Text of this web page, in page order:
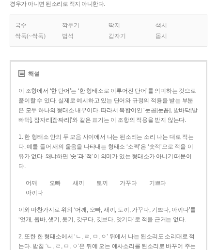
경우가 아니면 된소리로 적지 아니한다.
국수 깍두기 딱지
색시
싹둑(~싹둑)
법석 갑자기 몹시
해설
이 조항에서 ‘한 단어’는 ‘한 형태소로 이루어진 단어’를 의미하는 것으로
풀이할 수 있다. 실제로 예시하고 있는 단어와 규정의 적용을 받는 부분
은 모두 하나의 형태소 내부이다. 따라서 복합어인 ‘눈곱[눈꼽], 발바닥[발
빠닥], 잠자리[잠짜리]’와 같은 표기는 이 조항의 적용을 받지 않는다.
1. 한 형태소 안의 두 모음 사이에서 나는 된소리는 소리 나는 대로 적는
다. 예를 들어 새의 울음을 나타내는 형태소 ‘소쩍’은 ‘솟적’으로 적을 이
유가 없다. 왜냐하면 ‘솟’과 ‘적’이 의미가 있는 형태소가 아니기 때문이
다.
어깨 오빠 새끼 토끼 가꾸다
기쁘다
아끼다
이와 마찬가지로 위의 ‘어깨, 오빠, 새끼, 토끼, 가꾸다, 기쁘다, 아끼다’를
‘엇개, 옵바, 샛기, 톳기, 갓구다, 깃브다, 앗기다’로 적을 근거는 없다.
2. 또한 한 형태소에서 ‘ㄴ, ㄹ, ㅁ, ㅇ’ 뒤에서 나는 된소리도 소리대로 적
는다. 받침 ‘ㄴ, ㄹ, ㅁ, ㅇ’은 뒤에 오는 예사소리를 된소리로 바꾸어 주는